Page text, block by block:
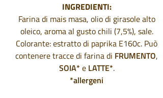
INGREDIENTI:
Farina di mais masa, olio di girasole alto
oleico, aroma al gusto chili (7,5%), sale.
Colorante: estratto di paprika E160c. Può
contenere tracce di farina di FRUMENTO,
SOIA*eLATTE*.
*allergeni